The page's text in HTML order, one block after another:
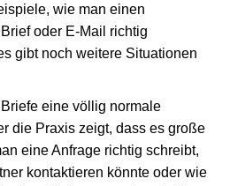
wie man einen
oder E-Mail richtig
gibt noch weitere Situationen
eine völlig normale
die Praxis zeigt, dass es große
eine Anfrage richtig schreibt,
kontaktieren könnte oder wie